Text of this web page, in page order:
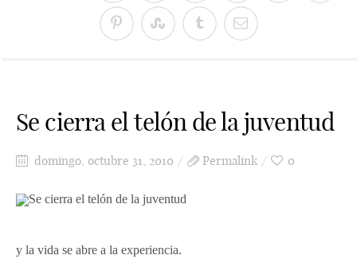
Se cierra el telón de la juventud
domingo, octubre 31, 2010 Permalink 0
Se cierra el telón de la juventud
y la vida se abre a la experiencia.